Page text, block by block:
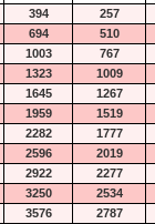
394
257
694
510
1003
767
1323
1009
1645
1267
1959
1519
2282
1777
2596
2019
2922
2277
3250
2534
3576 2787